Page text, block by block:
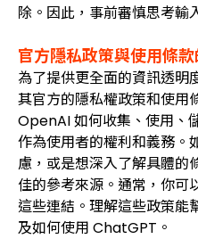
除。因此，事前審慎思考輸
官方隱私政策與使用條
為了提供更全面的資訊透
其官方的隱私權政策和使用
OpenAI 如何收集、使用、
作為使用者的權利和義務。
慮，或是想深入了解具體的
佳的參考來源。通常，你
這些連結。理解這些政策能
及如何使用 ChatGPT。